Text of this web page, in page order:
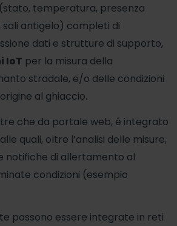
temperatura, presenza
sali antigelo) completi di
dati e strutture di supporto,
IoT per la misura della
stradale, e/o delle condizioni
al ghiaccio.
che da portale web, è integrato
quali, oltre l’analisi delle misure,
notifiche di allertamento al
condizioni (esempio
possono essere integrate in reti